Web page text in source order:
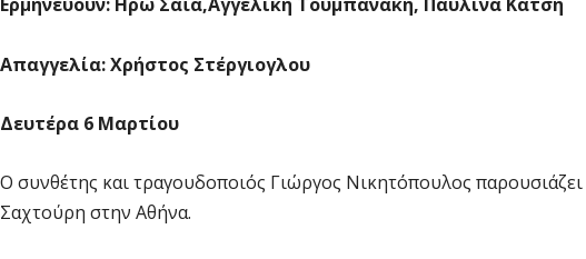
Απαγγελία: Χρήστος Στέργιογλου
Δευτέρα 6 Μαρτίου
Ο συνθέτης και τραγουδοποιός Γιώργος Νικητόπουλος
Σαχτούρη στην Αθήνα.